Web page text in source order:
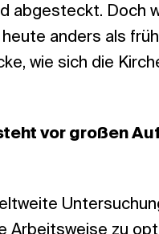
abgesteckt. Doch
anders als
wie sich die
vor großen
Arbeitsweise zu